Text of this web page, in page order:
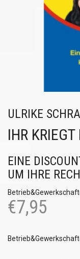
ULRIKE
IHR
EINE
UM IHRE
€7,95